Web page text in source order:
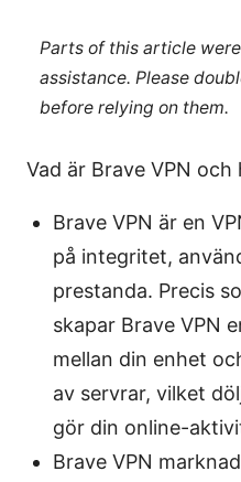
Parts of this article
assistance. Please
before relying on them.
Vad är Brave VPN
Brave VPN är en
på integritet,
prestanda. Precis
skapar Brave VPN
mellan din enhet
av servrar, vilket
gör din online-
Brave VPN